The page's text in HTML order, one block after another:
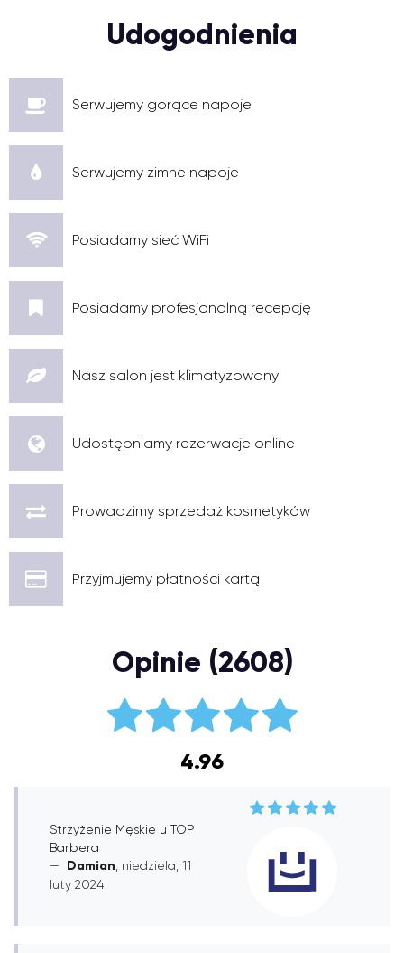
Udogodnienia
Serwujemy gorące napoje
Serwujemy zimne napoje
Posiadamy sieć WiFi
Posiadamy profesjonalną recepcję
Nasz salon jest klimatyzowany
Udostępniamy rezerwacje online
Prowadzimy sprzedaż kosmetyków
Przyjmujemy płatności kartą
Opinie (2608)
4.96
Strzyżenie Męskie u TOP
Barbera
Damian , niedziela, 11
luty 2024